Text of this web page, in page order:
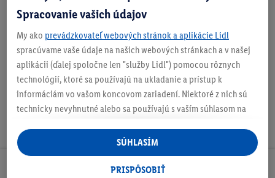
O produkte
Odoberaj Newsletter!
Spracovanie vašich údajov
My ako prevádzkovateľ webových stránok a aplikácie Lidl
spracúvame vaše údaje na našich webových stránkach a v našej
aplikácii (ďalej spoločne len "služby Lidl") pomocou rôznych
technológií, ktoré sa používajú na ukladanie a prístup k
informáciám vo vašom koncovom zariadení. Niektoré z nich sú
technicky nevyhnutné alebo sa používajú s vaším súhlasom na
personalizovanú reklamu v rámci služieb Lidl aj mimo nich. Ak
ste účastníkom programu Lidl Plus, na tieto účely sa spracúvajú
aj údaje z vášho nákupného správania v obchode.
PRISPÔSOBIŤ
SÚHLASÍM